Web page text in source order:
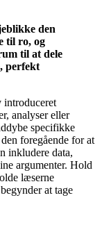
den
til ro, og
til at dele
perfekt
introduceret
analyser eller
specifikke
foregående for at
inkludere data,
argumenter. Hold
læserne
at tage